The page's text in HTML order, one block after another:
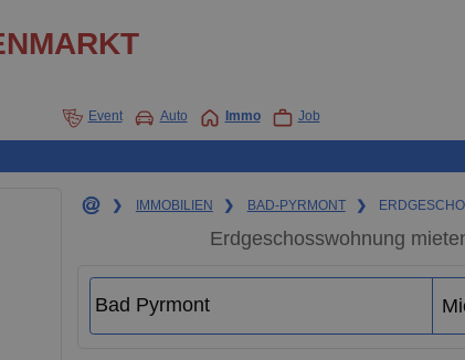
Event Auto Immo Job
❯ IMMOBILIEN ❯ BAD-PYRMONT ❯
Erdgeschosswohnung